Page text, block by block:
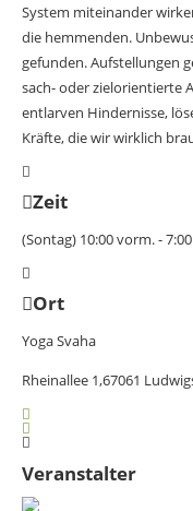
System miteinander
die hemmenden.
gefunden. Aufstellungen
sach- oder zielorientierte
entlarven Hindernisse,
Kräfte, die wir wirklich
Zeit
(Sontag) 10:00 vorm. -
Ort
Yoga Svaha
Rheinallee 1,67061
Veranstalter